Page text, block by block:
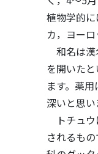
植物学的
カ，ヨー
和名は漢
を開いた
ます。薬
深いと思い
トチュウ
されるも